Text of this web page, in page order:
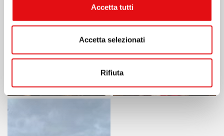
Accetta tutti
Accetta selezionati
Rifiuta